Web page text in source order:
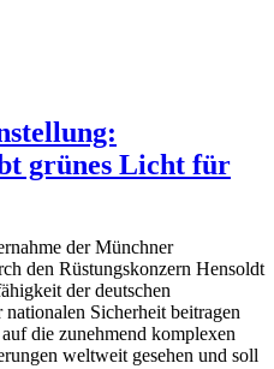
grünes Licht für
der Münchner
den Rüstungskonzern Hensoldt
der deutschen
Sicherheit beitragen
die zunehmend komplexen
weltweit gesehen und soll